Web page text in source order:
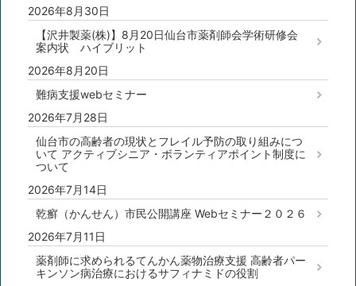
2026年8月30日
【沢井製薬(株)】8月20日仙台市薬剤師会学術研修会
案内状 ハイブリット
2026年8月20日
難病支援webセミナー
2026年7月28日
仙台市の高齢者の現状とフレイル予防の取り組みにつ
いて アクティブシニア・ボランティアポイント制度に
ついて
2026年7月14日
乾癬（かんせん）市民公開講座 Webセミナー２０２６
2026年7月11日
薬剤師に求められるてんかん薬物治療支援 高齢者パー
キンソン病治療におけるサフィナミドの役割